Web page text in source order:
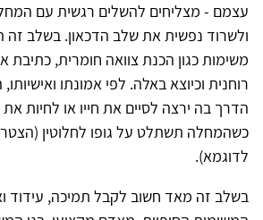
עצמם - מצליחים להשלים רגשית עם
ולשרוד נפשית את שלב הדכאון. בשלב זה
משימות כגון הכנת צוואה חומרית, כתיבת
רוחנית וכיוצא באלה. לפי אמונתו
הדרך בה ירצה לסיים את חייו או לחיות את
כשהמחלה תשתלט על גופו לחלוטין
לדוגמא).
בשלב זה מאד חשוב לקבל תמיכה, עידוד